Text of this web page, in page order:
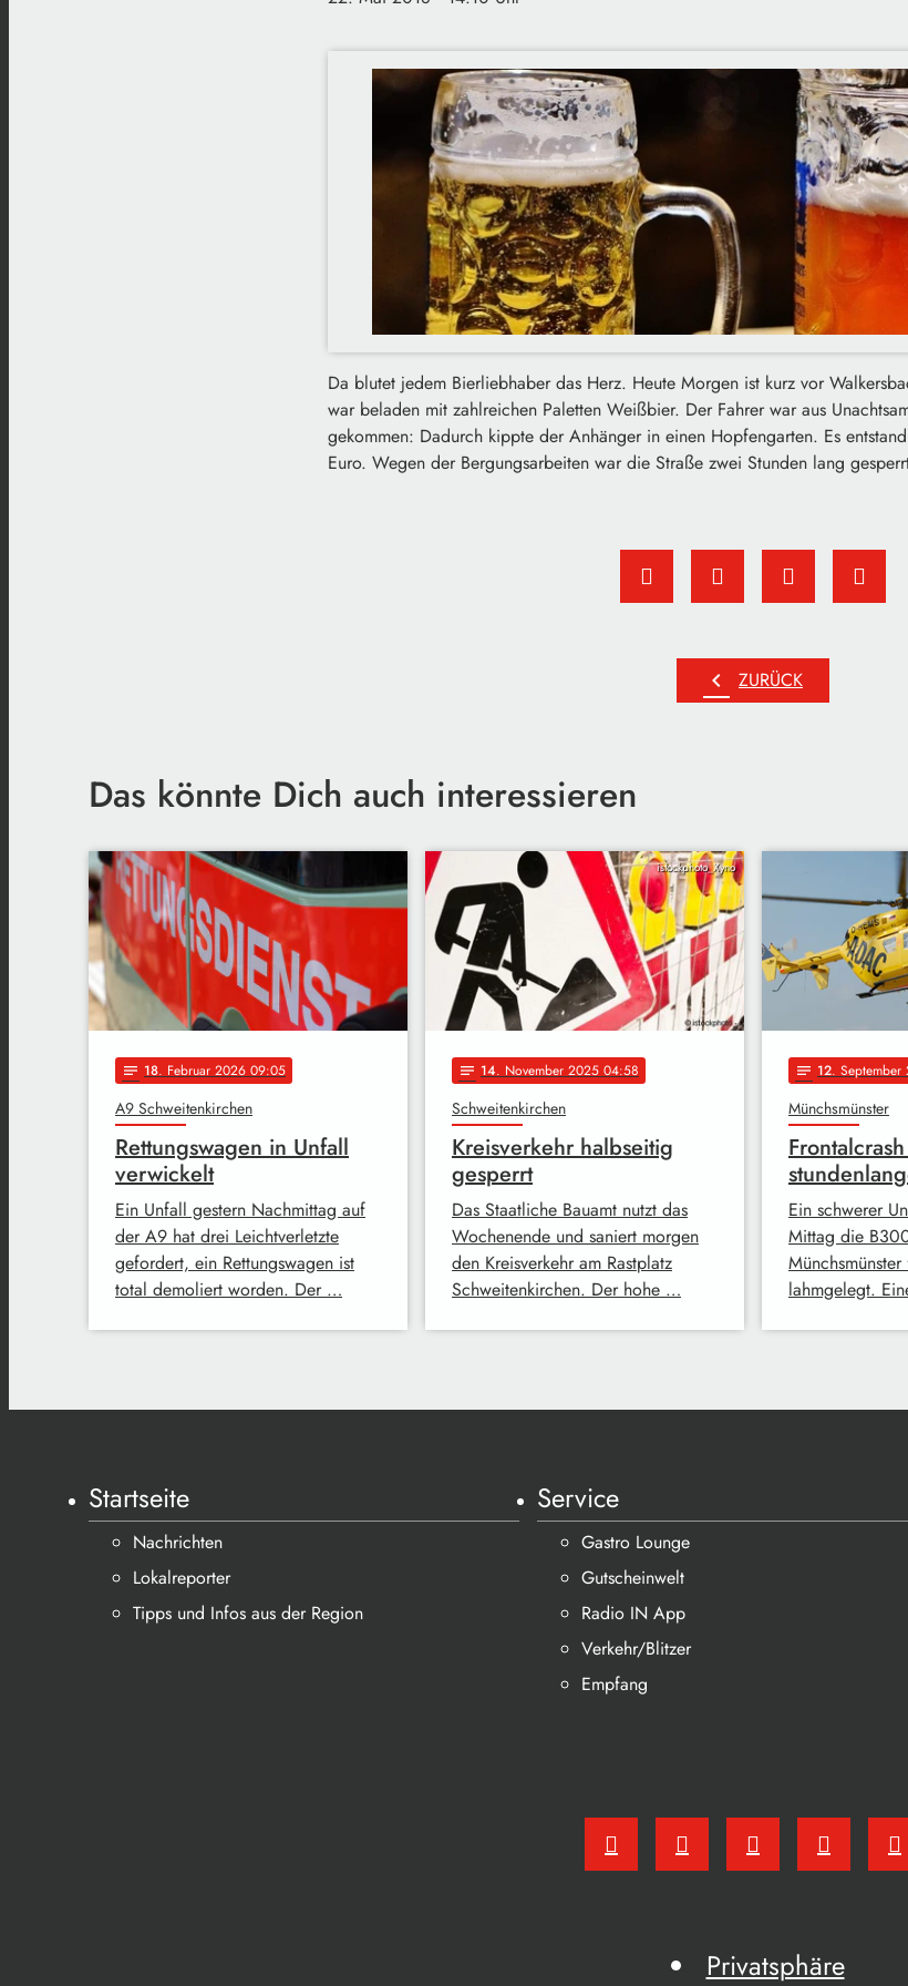
Da blutet jedem Bierliebhaber das Herz. Heute Morgen ist kurz vor
war beladen mit zahlreichen Paletten Weißbier. Der Fahrer war aus
gekommen: Dadurch kippte der Anhänger in einen Hopfengarten. Es
Euro. Wegen der Bergungsarbeiten war die Straße zwei Stunden lang
chevron_left ZURÜCK
Das könnte Dich auch interessieren
notes 18. Februar 2026 09:05
A9 Schweitenkirchen
Rettungswagen in Unfall
verwickelt
Ein Unfall gestern Nachmittag auf
der A9 hat drei Leichtverletzte
gefordert, ein Rettungswagen ist
total demoliert worden. Der …
istockphoto_Xyno
notes 14. November 2025 04:58
Schweitenkirchen
Kreisverkehr halbseitig
gesperrt
Das Staatliche Bauamt nutzt das
Wochenende und saniert morgen
den Kreisverkehr am Rastplatz
Schweitenkirchen. Der hohe …
notes 12.
Münchsmünster
Ein schwerer
Mittag die
lahmgelegt.
Startseite
Nachrichten
Lokalreporter
Tipps und Infos aus der Region
Service
Gastro Lounge
Gutscheinwelt
Radio IN App
Verkehr/Blitzer
Empfang
Privatsphäre